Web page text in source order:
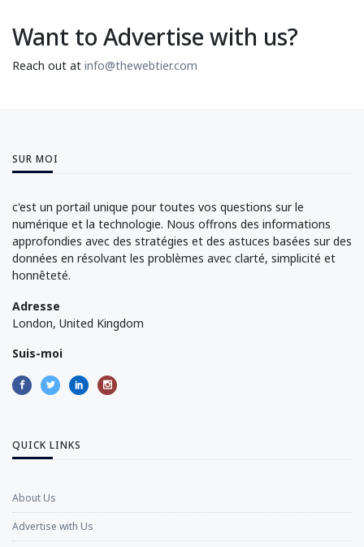
Want to Advertise with us?
Reach out at info@thewebtier.com
SUR MOI
c'est un portail unique pour toutes vos questions sur le
numérique et la technologie. Nous offrons des informations
approfondies avec des stratégies et des astuces basées sur des
données en résolvant les problèmes avec clarté, simplicité et
honnêteté.
Adresse
London, United Kingdom
Suis-moi
QUICK LINKS
About Us
Advertise with Us